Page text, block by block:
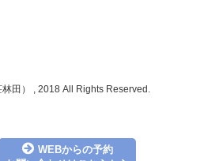
田） , 2018 All Rights Reserved.
WEBからの予約